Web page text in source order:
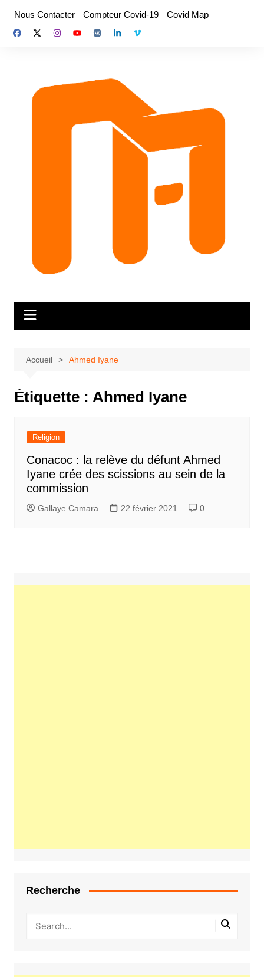
contenu
Nous Contacter Compteur Covid-19 Covid Map
Accueil Ahmed Iyane
Étiquette : Ahmed Iyane
Religion
Conacoc : la relève du défunt Ahmed
Iyane crée des scissions au sein de la
commission
Gallaye Camara 22 février 2021 0
Recherche